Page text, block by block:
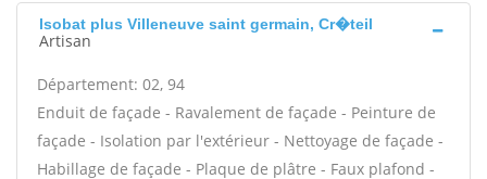
Isobat plus Villeneuve saint germain, Cr�teil
Artisan
Département: 02, 94
Enduit de façade - Ravalement de façade - Peinture de
façade - Isolation par l'extérieur - Nettoyage de façade -
Habillage de façade - Plaque de plâtre - Faux plafond -